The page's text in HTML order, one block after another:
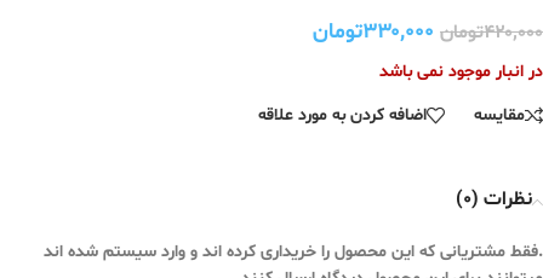
۴۲۰,۰۰۰تومان ۳۳۰,۰۰۰تومان
در انبار موجود نمی باشد
مقایسه
اضافه کردن به مورد علاقه
نظرات (0)
.فقط مشتریانی که این محصول را خریداری کرده اند و وارد سیستم شده اند